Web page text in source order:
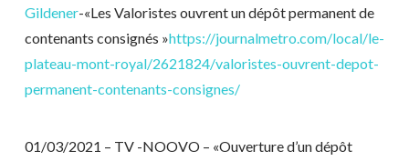
Gildener-«Les Valoristes ouvrent un dépôt permanent de
contenants consignés »https://journalmetro.com/local/le-
plateau-mont-royal/2621824/valoristes-ouvrent-depot-
permanent-contenants-consignes/
01/03/2021 – TV -NOOVO – «Ouverture d’un dépôt